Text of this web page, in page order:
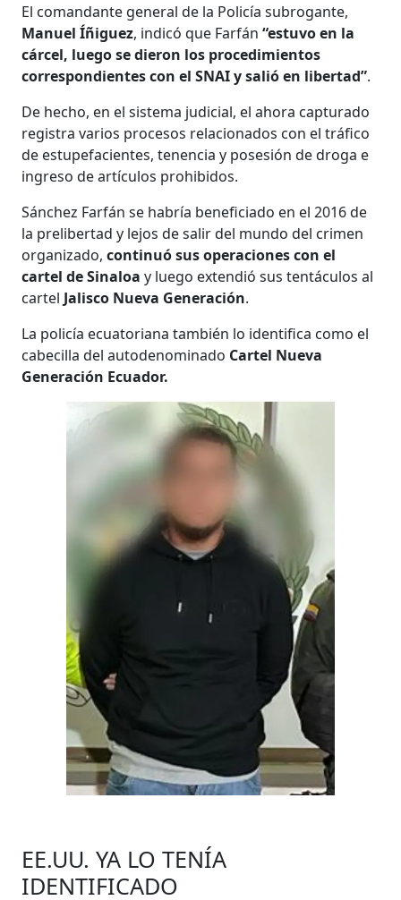
El comandante general de la Policía subrogante,
Manuel Íñiguez, indicó que Farfán“estuvo en la
cárcel, luego se dieron los procedimientos
correspondientes con el SNAI y salió en libertad”.
De hecho, en el sistema judicial, el ahora capturado
registra varios procesos relacionados con el tráfico
de estupefacientes, tenencia y posesión de droga e
ingreso de artículos prohibidos.
Sánchez Farfán se habría beneficiado en el 2016 de
la prelibertad y lejos de salir del mundo del crimen
organizado,continuó sus operaciones con el
cartel de Sinaloa y luego extendió sus tentáculos al
cartel Jalisco Nueva Generación.
La policía ecuatoriana también lo identifica como el
cabecilla del autodenominado Cartel Nueva
Generación Ecuador.
EE.UU. YA LO TENÍA
IDENTIFICADO